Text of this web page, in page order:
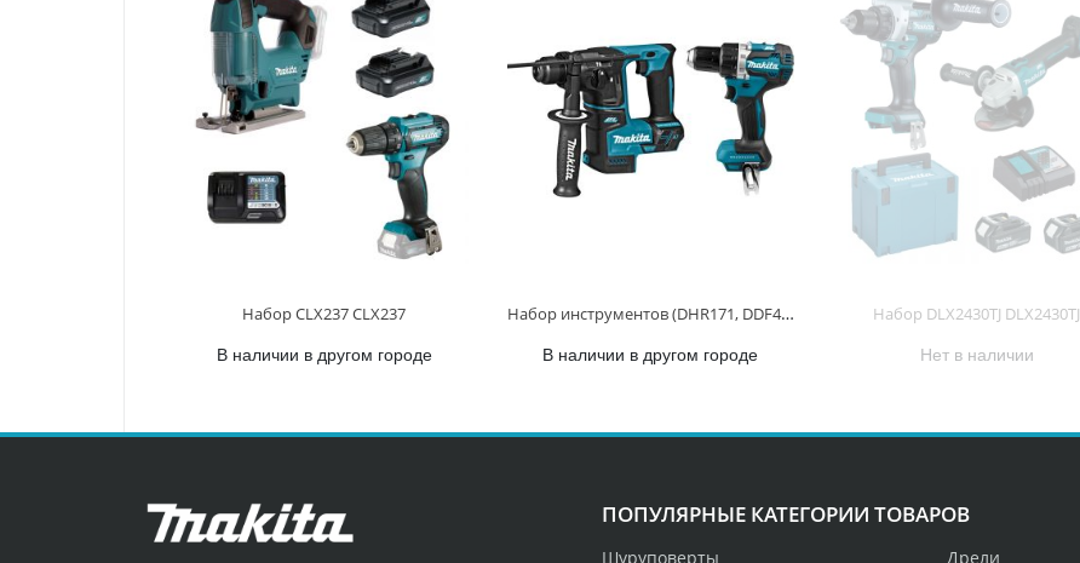
Набор CLX237 CLX237
В наличии в другом городе
Набор инструментов (DHR171, DDF484) DLX2271 DLX2271
В наличии в другом городе
Набор DLX2430TJ DLX2430TJ
Нет в наличии
ПОПУЛЯРНЫЕ КАТЕГОРИИ ТОВАРОВ
Шуруповерты Дрели